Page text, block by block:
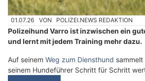
01.07.26 VON POLIZEI.NEWS REDAKTION
Polizeihund Varro ist inzwischen ein
und lernt mit jedem Training mehr dazu.
Auf seinem Weg zum Diensthund
seinem Hundeführer Schritt für Schritt